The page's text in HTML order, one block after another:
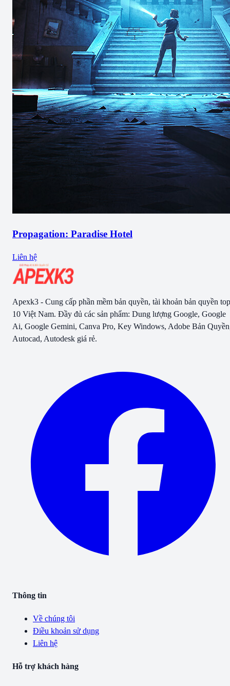
Propagation: Paradise Hotel
Liên hệ
Apexk3 - Cung cấp phần mềm bản quyền, tài khoản bản quyền top
10 Việt Nam. Đầy đủ các sản phẩm: Dung lượng Google, Google
Ai, Google Gemini, Canva Pro, Key Windows, Adobe Bản
Autocad, Autodesk giá rẻ.
Thông tin
Về chúng tôi
Điều khoản sử dụng
Liên hệ
Hỗ trợ khách hàng